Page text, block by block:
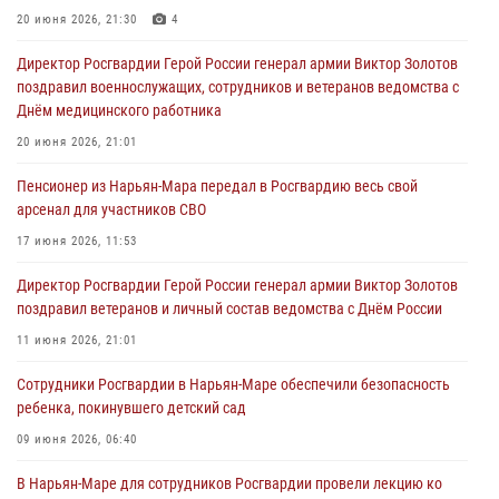
20 июня 2026, 21:30 4
Директор Росгвардии Герой России генерал армии Виктор Золотов
поздравил военнослужащих, сотрудников и ветеранов ведомства с
Днём медицинского работника
20 июня 2026, 21:01
Пенсионер из Нарьян-Мара передал в Росгвардию весь свой
арсенал для участников СВО
17 июня 2026, 11:53
Директор Росгвардии Герой России генерал армии Виктор Золотов
поздравил ветеранов и личный состав ведомства с Днём России
11 июня 2026, 21:01
Сотрудники Росгвардии в Нарьян-Маре обеспечили безопасность
ребенка, покинувшего детский сад
09 июня 2026, 06:40
В Нарьян-Маре для сотрудников Росгвардии провели лекцию ко